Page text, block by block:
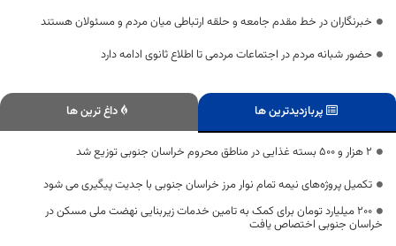
خبرنگاران در خط مقدم جامعه و حلقه ارتباطی میان مردم و مسئولان هستند
حضور شبانه مردم در اجتماعات مردمی تا اطلاع ثانوی ادامه دارد
پربازدیدترین ها داغ ترین ها
۲ هزار و ۵۰۰ بسته غذایی در مناطق محروم خراسان جنوبی توزیع شد
تکمیل پروژه‌های نیمه تمام نوار مرز خراسان جنوبی با جدیت پیگیری می شود
۲۰۰ میلیارد تومان برای کمک به تامین خدمات زیربنایی نهضت ملی مسکن در
خراسان جنوبی اختصاص یافت